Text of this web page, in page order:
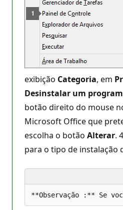
exibição Categoria, em
Desinstalar um
botão direito do mouse
Microsoft Office que
escolha o botão Alterar.
para o tipo de instalação